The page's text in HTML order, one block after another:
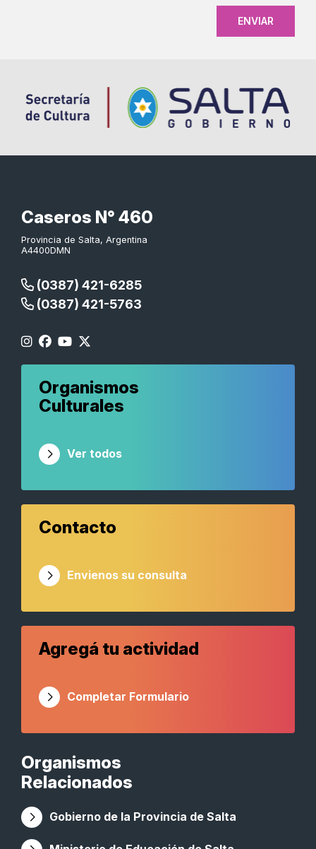
Caseros N° 460
Provincia de Salta, Argentina
A4400DMN
(0387) 421-6285
(0387) 421-5763
Organismos
Relacionados
Gobierno de la Provincia de Salta
Organismos
Culturales
Ver todos
Contacto
Envienos su consulta
Agregá tu actividad
Completar Formulario